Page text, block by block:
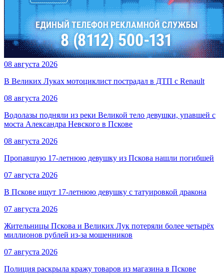
08 августа 2026
В Великих Луках мотоциклист пострадал в ДТП с Renault
08 августа 2026
Водолазы подняли из реки Великой тело девушки, упавшей с
моста Александра Невского в Пскове
08 августа 2026
Пропавшую 17-летнюю девушку из Пскова нашли погибшей
07 августа 2026
В Пскове ищут 17‑летнюю девушку с татуировкой дракона
07 августа 2026
Жительницы Пскова и Великих Лук потеряли более четырёх
миллионов рублей из-за мошенников
07 августа 2026
Полиция раскрыла кражу товаров из магазина в Пскове